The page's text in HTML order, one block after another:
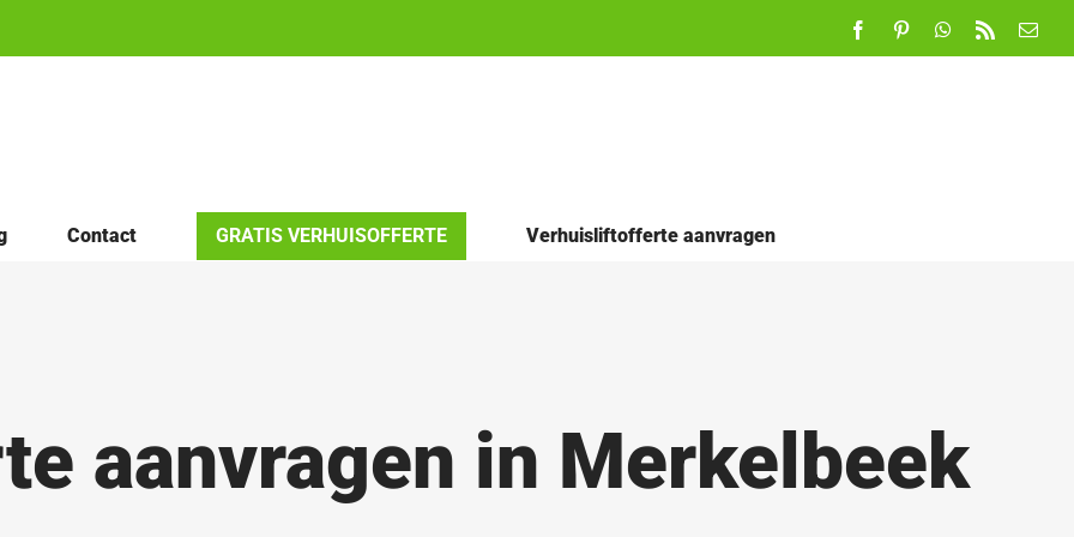
FacebookPinterestWhatsApp
Rss
E-
Contact GRATIS VERHUISOFFERTE Verhuisliftofferte aanvragen
aanvragen in Merkelbeek